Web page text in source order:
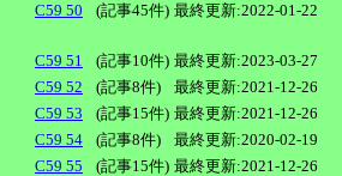
C59 50
(記事45件) 最終更新:2022-01-22
C59 51 (記事10件) 最終更新:2023-03-27
C59 52
(記事8件)
最終更新:2021-12-26
C59 53
(記事15件) 最終更新:2021-12-26
C59 54
(記事8件)
最終更新:2020-02-19
C59 55
(記事15件) 最終更新:2021-12-26